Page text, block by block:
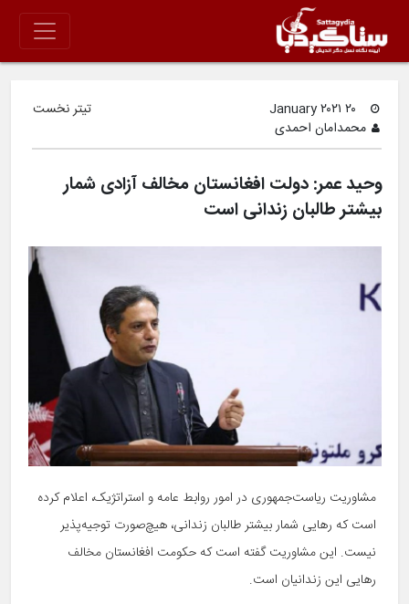
محمدامان احمدی
تیتر نخست
وحید عمر: دولت افغانستان مخالف آزادی شمار
بیشتر طالبان زندانی است
مشاوریت ریاست‌جمهوری در امور روابط عامه و استراتژیک، اعلام کرده
است که رهایی شمار بیشتر طالبان زندانی، هیچ‌صورت توجیه‌پذیر
نیست. این مشاوریت گفته است که حکومت افغانستان مخالف
رهایی این زندانیان است.